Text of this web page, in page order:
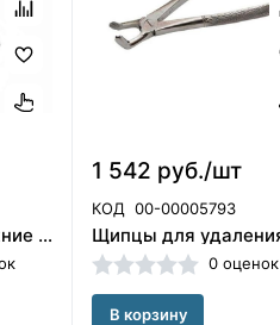
11-79N Щипцы нижние для третьих моляров HLW (Германия)
1 542 руб./шт
КОД 00-00005793
0 оценок
В корзину